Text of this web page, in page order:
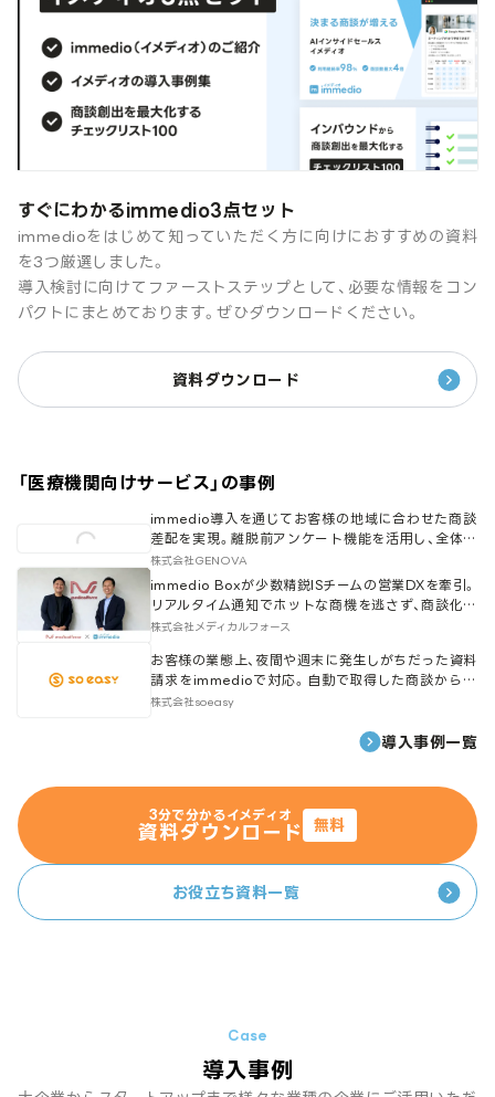
すぐにわかるimmedio3点セット
immedioをはじめて知っていただく方に向けにおすすめの資料
を3つ厳選しました。
導入検討に向けてファーストステップとして、必要な情報をコン
パクトにまとめております。ぜひダウンロードください。
資料ダウンロード
「医療機関向けサービス 」の事例
immedio導入を通じてお客様の地域に合わせた商談
差配を実現。離脱前アンケート機能を活用し、全体で
の商談化率を向上
株式会社GENOVA
immedio Boxが少数精鋭ISチームの営業DXを牽引。
リアルタイム通知でホットな商機を逃さず、商談化率
118%向上を実現。
株式会社メディカルフォース
お客様の業態上、夜間や週末に発生しがちだった資料
請求をimmedioで対応。自動で取得した商談からも
高い受注率を記録。
株式会社soeasy
導入事例一覧
3分で分かるイメディオ
資料ダウンロード 無料
お役立ち資料一覧
導入事例